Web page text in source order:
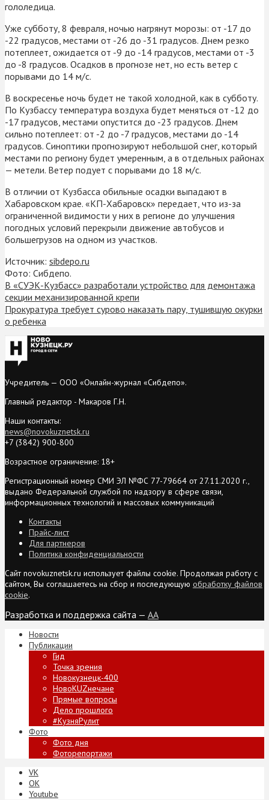
гололедица.
Уже субботу, 8 февраля, ночью нагрянут морозы: от -17 до
-22 градусов, местами от -26 до -31 градусов. Днем резко
потеплеет, ожидается от -9 до -14 градусов, местами от -3
до -8 градусов. Осадков в прогнозе нет, но есть ветер с
порывами до 14 м/с.
В воскресенье ночь будет не такой холодной, как в субботу.
По Кузбассу температура воздуха будет меняться от -12 до
-17 градусов, местами опустится до -23 градусов. Днем
сильно потеплеет: от -2 до -7 градусов, местами до -14
градусов. Синоптики прогнозируют небольшой снег, который
местами по региону будет умеренным, а в отдельных районах
— метели. Ветер подует с порывами до 18 м/с.
В отличии от Кузбасса обильные осадки выпадают в
Хабаровском крае. «КП-Хабаровск» передает, что из-за
ограниченной видимости у них в регионе до улучшения
погодных условий перекрыли движение автобусов и
большегрузов на одном из участков.
Источник: sibdepo.ru
Фото: Сибдепо.
В «СУЭК-Кузбасс» разработали устройство для демонтажа
секции механизированной крепи
Прокуратура требует сурово наказать пару, тушившую окурки
о ребенка
Учредитель — ООО «Онлайн-журнал «Сибдепо».
Главный редактор - Макаров Г.Н.
Наши контакты:
news@novokuznetsk.ru
+7 (3842) 900-800
Возрастное ограничение: 18+
Регистрационный номер СМИ ЭЛ №ФС 77-79664 от 27.11.2020 г.,
выдано Федеральной службой по надзору в сфере связи,
информационных технологий и массовых коммуникаций
Контакты
Прайс-лист
Для партнеров
Политика конфиденциальности
Сайт novokuznetsk.ru использует файлы cookie. Продолжая работу с
сайтом, Вы соглашаетесь на сбор и последующую обработку файлов
cookie.
Разработка и поддержка сайта — AA
Новости
Публикации
Гид
Точка зрения
Новокузнецк-400
НовоKUZнечане
Прямые вопросы
Дело прошлого
#КузняРулит
Фото
Фото дня
Фоторепортажи
VK
ОК
Youtube